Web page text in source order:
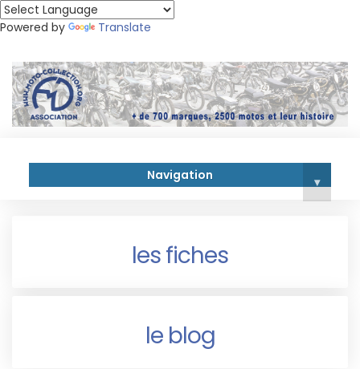
Powered by Translate
Navigation ▾
les fiches
le blog